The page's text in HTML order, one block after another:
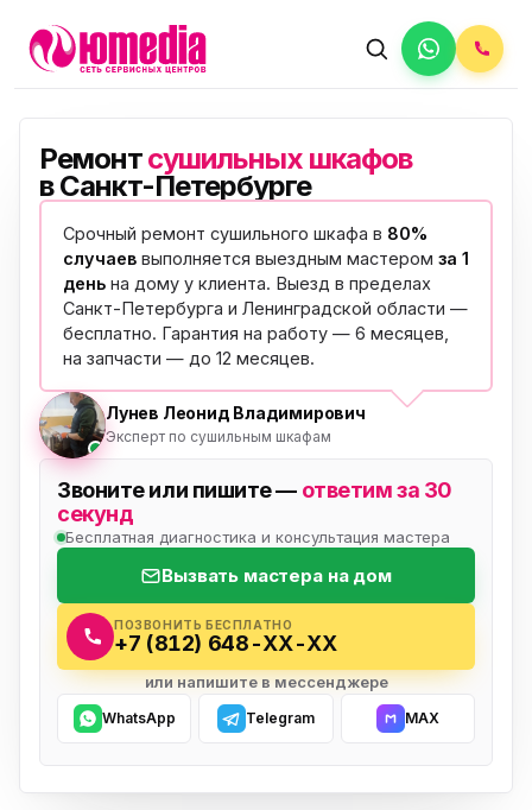
Ремонтсушильных шкафов
в Санкт-Петербурге
Срочный ремонт сушильного шкафа в 80%
случаев выполняется выездным мастером за 1
день на дому у клиента. Выезд в пределах
Санкт-Петербурга и Ленинградской области —
бесплатно. Гарантия на работу — 6 месяцев,
на запчасти — до 12 месяцев.
Лунев Леонид Владимирович
Эксперт по сушильным шкафам
Звоните или пишите — ответим за 30
секунд
Бесплатная диагностика и консультация мастера
Вызвать мастера на дом
ПОЗВОНИТЬ БЕСПЛАТНО
+7 (812) 648-XX-XX
или напишите в мессенджере
WhatsApp Telegram MAX